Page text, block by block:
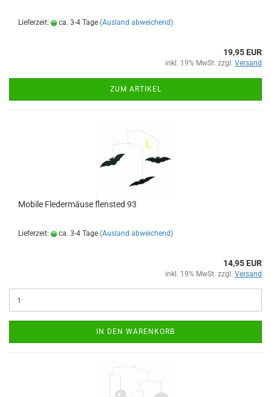
Lieferzeit: ca. 3-4 Tage (Ausland abweichend)
19,95 EUR
inkl. 19% MwSt. zzgl. Versand
ZUM ARTIKEL
Mobile Fledermäuse flensted 93
Lieferzeit: ca. 3-4 Tage (Ausland abweichend)
14,95 EUR
inkl. 19% MwSt. zzgl. Versand
IN DEN WARENKORB